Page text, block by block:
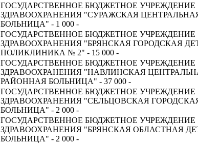
ГОСУДАРСТВЕННОЕ БЮДЖЕТНОЕ УЧРЕЖДЕНИЕ
ЗДРАВООХРАНЕНИЯ "СУРАЖСКАЯ
БОЛЬНИЦА" - 1 000 -
ГОСУДАРСТВЕННОЕ БЮДЖЕТНОЕ УЧРЕЖДЕНИЕ
ЗДРАВООХРАНЕНИЯ "БРЯНСКАЯ ГОРОДСКАЯ
ПОЛИКЛИНИКА № 2" - 15 000 -
ГОСУДАРСТВЕННОЕ БЮДЖЕТНОЕ УЧРЕЖДЕНИЕ
ЗДРАВООХРАНЕНИЯ "НАВЛИНСКАЯ
РАЙОННАЯ БОЛЬНИЦА" - 37 000 -
ГОСУДАРСТВЕННОЕ БЮДЖЕТНОЕ УЧРЕЖДЕНИЕ
ЗДРАВООХРАНЕНИЯ "СЕЛЬЦОВСКАЯ
БОЛЬНИЦА" - 2 000 -
ГОСУДАРСТВЕННОЕ БЮДЖЕТНОЕ УЧРЕЖДЕНИЕ
ЗДРАВООХРАНЕНИЯ "БРЯНСКАЯ ОБЛАСТНАЯ
БОЛЬНИЦА" - 2 000 -